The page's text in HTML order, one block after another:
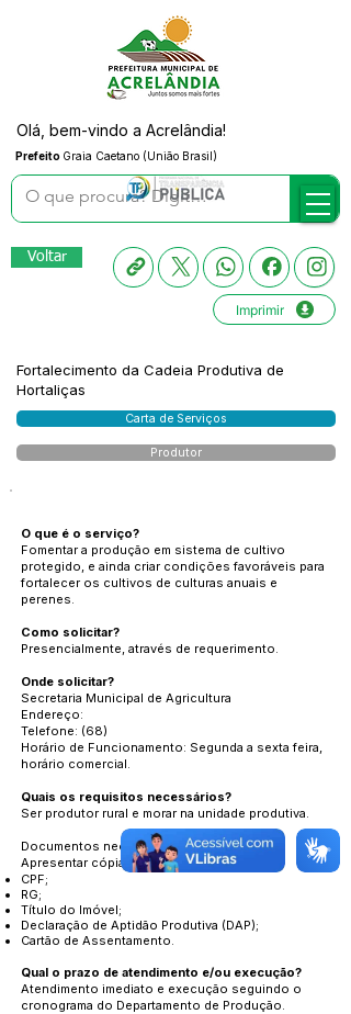
Prefeito Graia Caetano (União Brasil)
Olá, bem-vindo a Acrelândia!
Voltar
Imprimir
Fortalecimento da Cadeia Produtiva de
Hortaliças
Carta de Serviços
Produtor
O que é o serviço?
Fomentar a produção em sistema de cultivo
protegido, e ainda criar condições favoráveis para
fortalecer os cultivos de culturas anuais e
perenes.
Como solicitar?
Presencialmente, através de requerimento.
Onde solicitar?
Secretaria Municipal de Agricultura
Endereço:
Telefone: (68)
Horário de Funcionamento: Segunda a sexta feira,
horário comercial.
Quais os requisitos necessários?
Ser produtor rural e morar na unidade produtiva.
Documentos necessários
Apresentar cópias:
CPF;
RG;
Título do Imóvel;
Declaração de Aptidão Produtiva (DAP);
Cartão de Assentamento.
Qual o prazo de atendimento e/ou execução?
Atendimento imediato e execução seguindo o
cronograma do Departamento de Produção.